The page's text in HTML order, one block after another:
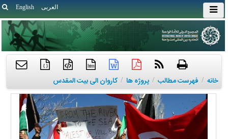
English العربی
htm
{ }
خانه / فهرست مطالب / پروژه ها / کاروان الی بیت المقدس